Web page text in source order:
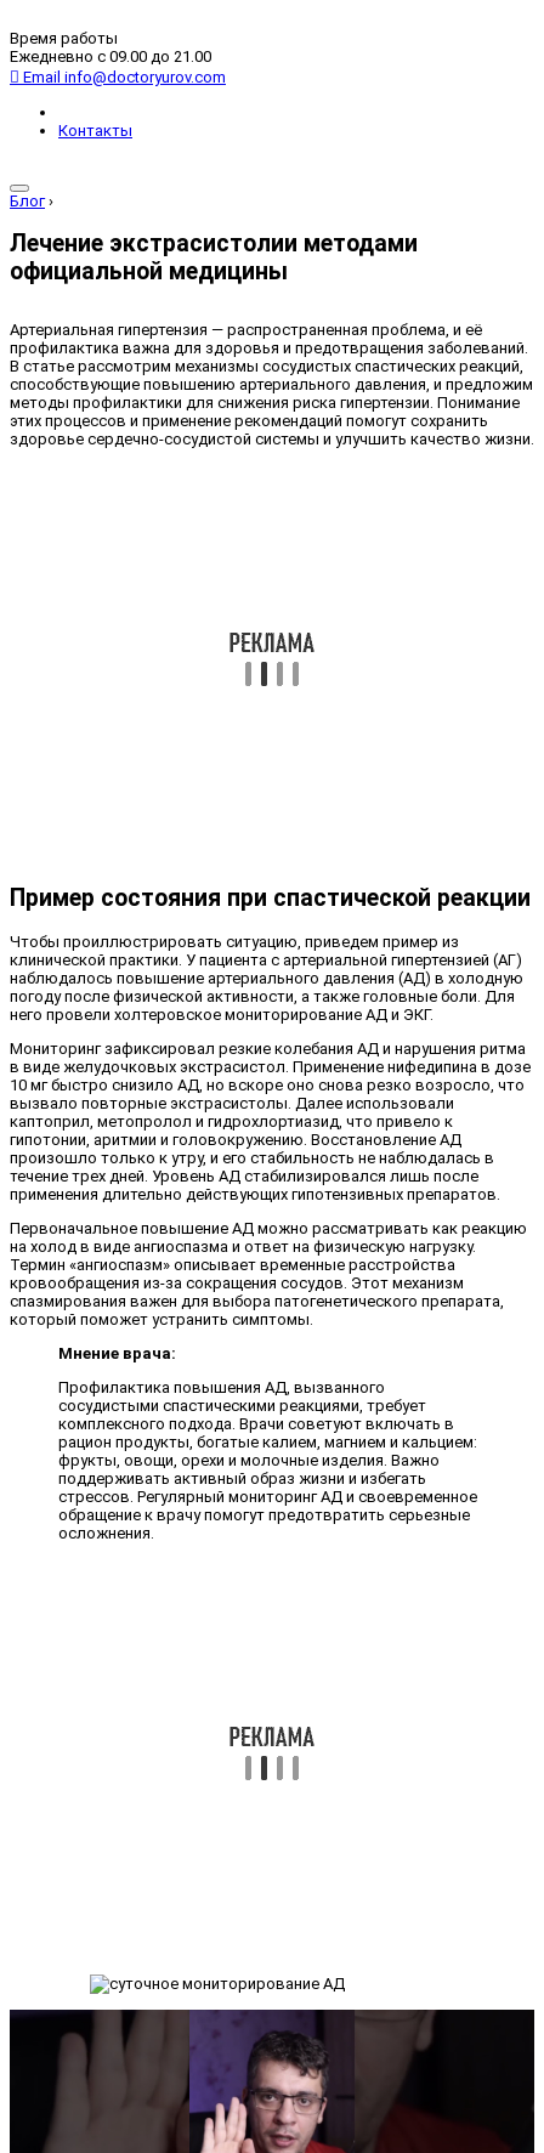
Время работы
Ежедневно с 09.00 до 21.00
Email info@doctoryurov.com
Контакты
Блог ›
Лечение экстрасистолии методами
официальной медицины
Артериальная гипертензия — распространенная проблема, и её
профилактика важна для здоровья и предотвращения заболеваний.
В статье рассмотрим механизмы сосудистых спастических реакций,
способствующие повышению артериального давления, и предложим
методы профилактики для снижения риска гипертензии. Понимание
этих процессов и применение рекомендаций помогут сохранить
здоровье сердечно-сосудистой системы и улучшить качество жизни.
Пример состояния при спастической реакции
Чтобы проиллюстрировать ситуацию, приведем пример из
клинической практики. У пациента с артериальной гипертензией (АГ)
наблюдалось повышение артериального давления (АД) в холодную
погоду после физической активности, а также головные боли. Для
него провели холтеровское мониторирование АД и ЭКГ.
Мониторинг зафиксировал резкие колебания АД и нарушения ритма
в виде желудочковых экстрасистол. Применение нифедипина в дозе
10 мг быстро снизило АД, но вскоре оно снова резко возросло, что
вызвало повторные экстрасистолы. Далее использовали
каптоприл, метопролол и гидрохлортиазид, что привело к
гипотонии, аритмии и головокружению. Восстановление АД
произошло только к утру, и его стабильность не наблюдалась в
течение трех дней. Уровень АД стабилизировался лишь после
применения длительно действующих гипотензивных препаратов.
Первоначальное повышение АД можно рассматривать как реакцию
на холод в виде ангиоспазма и ответ на физическую нагрузку.
Термин «ангиоспазм» описывает временные расстройства
кровообращения из-за сокращения сосудов. Этот механизм
спазмирования важен для выбора патогенетического препарата,
который поможет устранить симптомы.
Мнение врача:
Профилактика повышения АД, вызванного
сосудистыми спастическими реакциями, требует
комплексного подхода. Врачи советуют включать в
рацион продукты, богатые калием, магнием и кальцием:
фрукты, овощи, орехи и молочные изделия. Важно
поддерживать активный образ жизни и избегать
стрессов. Регулярный мониторинг АД и своевременное
обращение к врачу помогут предотвратить серьезные
осложнения.